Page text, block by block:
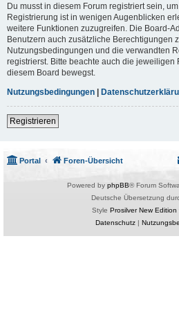
Du musst in diesem Forum registriert sein,
Registrierung ist in wenigen Augenblicken
weitere Funktionen zuzugreifen. Die Board-
Benutzern auch zusätzliche Berechtigungen
Nutzungsbedingungen und die verwandten
registrierst. Bitte beachte auch die jeweiligen
diesem Board bewegst.
Nutzungsbedingungen |
Registrieren
Portal Foren-Übersicht
Powered by phpBB® Forum
Deutsche Übersetzung
Style Prosilver New Edition
Datenschutz|